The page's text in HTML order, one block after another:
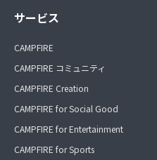
サービス
CAMPFIRE
CAMPFIRE コミュニティ
CAMPFIRE Creation
CAMPFIRE for Social Good
CAMPFIRE for Entertainment
CAMPFIRE for Sports